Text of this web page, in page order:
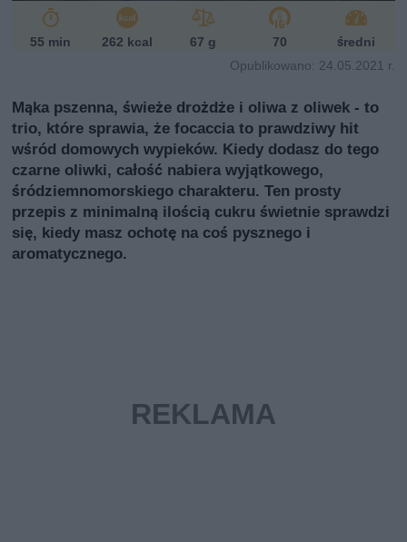
55 min 262 kcal 67 g 70
średni
Opublikowano: 24.05.2021 r.
Mąka pszenna, świeże drożdże i oliwa z oliwek - to
trio, które sprawia, że focaccia to prawdziwy hit
wśród domowych wypieków. Kiedy dodasz do tego
czarne oliwki, całość nabiera wyjątkowego,
śródziemnomorskiego charakteru. Ten prosty
przepis z minimalną ilością cukru świetnie sprawdzi
się, kiedy masz ochotę na coś pysznego i
aromatycznego.